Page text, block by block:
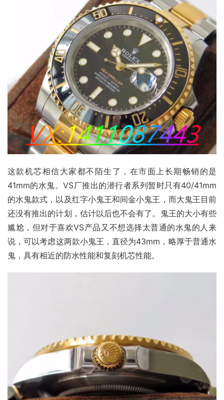
这款机芯相信大家都不陌生了，在市面上长期畅销的是
41mm的水鬼。VS厂推出的潜行者系列暂时只有40/41mm
的水鬼款式，以及红字小鬼王和间金小鬼王，而大鬼王目前
还没有推出的计划，估计以后也不会有了。鬼王的大小有些
尴尬，但对于喜欢VS产品又不想选择太普通的水鬼的人来
说，可以考虑这两款小鬼王，直径为43mm，略厚于普通水
鬼，具有相近的防水性能和复刻机芯性能。